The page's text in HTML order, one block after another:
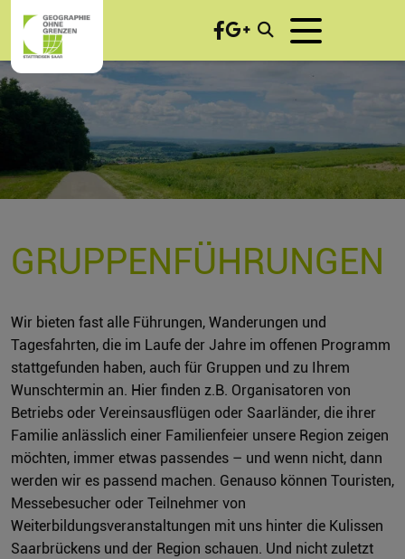
GRUPPENFÜHRUNGEN
Wir bieten fast alle Führungen, Wanderungen und
Tagesfahrten, die im Laufe der Jahre im offenen Programm
stattgefunden haben, auch für Gruppen und zu Ihrem
Wunschtermin an. Hier finden z.B. Organisatoren von
Betriebs oder Vereinsausflügen oder Saarländer, die ihrer
Familie anlässlich einer Familienfeier unsere Region zeigen
möchten, immer etwas passendes – und wenn nicht, dann
werden wir es passend machen. Genauso können Touristen,
Messebesucher oder Teilnehmer von
Weiterbildungsveranstaltungen mit uns hinter die Kulissen
Saarbrückens und der Region schauen. Und nicht zuletzt